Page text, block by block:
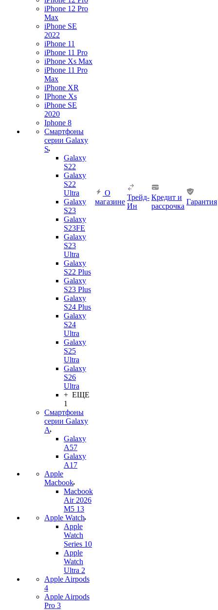
iPhone 12 Pro
Max
iPhone SE
2022
iPhone 11
iPhone 11 Pro
iPhone Xs Max
iPhone 11 Pro
Max
iPhone XR
IPhone Xs
iPhone SE
2020
Iphone 8
Смартфоны
серии Galaxy
S
Galaxy
S22
Galaxy
S22
Ultra
Galaxy
S23
Galaxy
S23FE
Galaxy
S23
Ultra
Galaxy
S22 Plus
Galaxy
S23 Plus
Galaxy
S24 Plus
Galaxy
S24
Ultra
Galaxy
S25
Ultra
Galaxy
S26
Ultra
+ ЕЩЕ
1
Смартфоны
серии Galaxy
A
Galaxy
A57
Galaxy
A17
Apple
Macbook
Macbook
Air 2026
M5 13
Apple Watch
Apple
Watch
Series 10
Apple
Watch
Ultra 2
Apple Airpods
4
Apple Airpods
Pro 3
О
магазине
Трейд-
Ин
Кредит и
рассрочка
Гарантия